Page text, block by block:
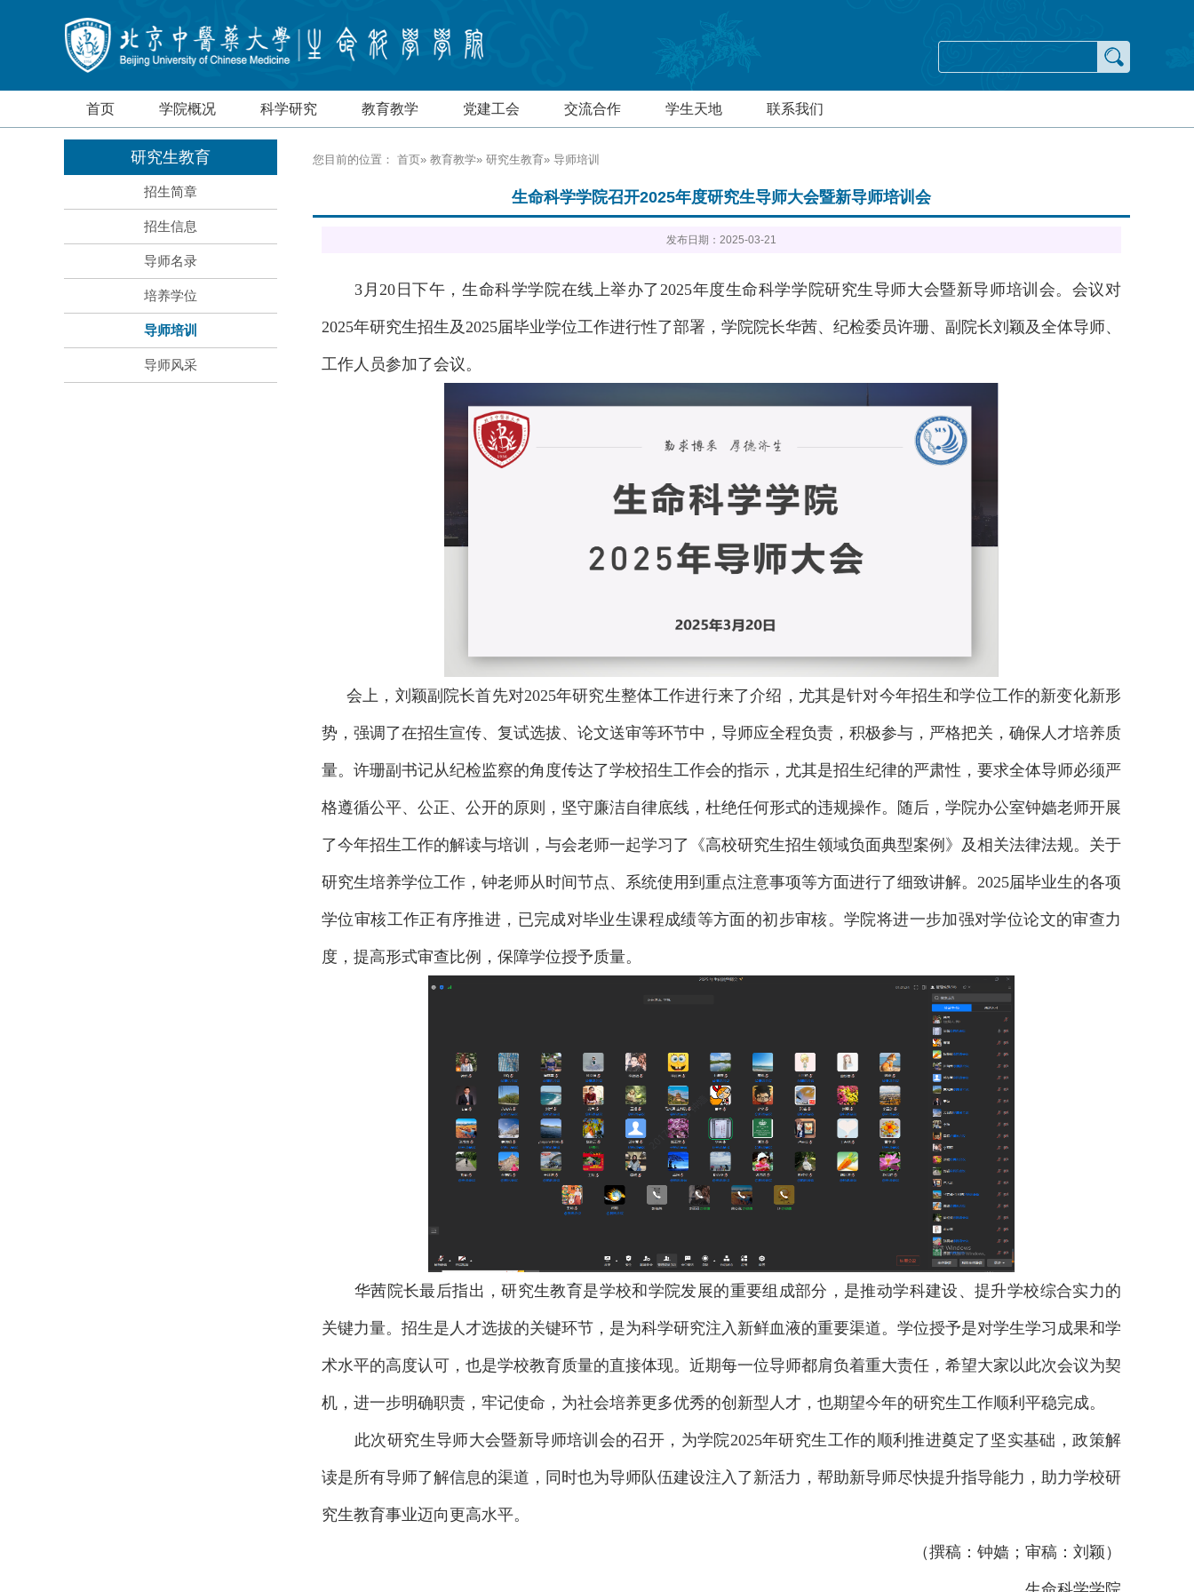
首页 学院概况 科学研究 教育教学 党建工会 交流合作 学生天地 联系我们
研究生教育
招生简章
招生信息
导师名录
培养学位
导师培训
导师风采
您目前的位置： 首页» 教育教学» 研究生教育» 导师培训
生命科学学院召开2025年度研究生导师大会暨新导师培训会
发布日期：2025-03-21
3月20日下午，生命科学学院在线上举办了2025年度生命科学学院研究生导师大会暨新导师培训会。会议对
2025年研究生招生及2025届毕业学位工作进行性了部署，学院院长华茜、纪检委员许珊、副院长刘颖及全体导师、
工作人员参加了会议。
会上，刘颖副院长首先对2025年研究生整体工作进行来了介绍，尤其是针对今年招生和学位工作的新变化新形
势，强调了在招生宣传、复试选拔、论文送审等环节中，导师应全程负责，积极参与，严格把关，确保人才培养质
量。许珊副书记从纪检监察的角度传达了学校招生工作会的指示，尤其是招生纪律的严肃性，要求全体导师必须严
格遵循公平、公正、公开的原则，坚守廉洁自律底线，杜绝任何形式的违规操作。随后，学院办公室钟嫱老师开展
了今年招生工作的解读与培训，与会老师一起学习了《高校研究生招生领域负面典型案例》及相关法律法规。关于
研究生培养学位工作，钟老师从时间节点、系统使用到重点注意事项等方面进行了细致讲解。2025届毕业生的各项
学位审核工作正有序推进，已完成对毕业生课程成绩等方面的初步审核。学院将进一步加强对学位论文的审查力
度，提高形式审查比例，保障学位授予质量。
华茜院长最后指出，研究生教育是学校和学院发展的重要组成部分，是推动学科建设、提升学校综合实力的
关键力量。招生是人才选拔的关键环节，是为科学研究注入新鲜血液的重要渠道。学位授予是对学生学习成果和学
术水平的高度认可，也是学校教育质量的直接体现。近期每一位导师都肩负着重大责任，希望大家以此次会议为契
机，进一步明确职责，牢记使命，为社会培养更多优秀的创新型人才，也期望今年的研究生工作顺利平稳完成。
此次研究生导师大会暨新导师培训会的召开，为学院2025年研究生工作的顺利推进奠定了坚实基础，政策解
读是所有导师了解信息的渠道，同时也为导师队伍建设注入了新活力，帮助新导师尽快提升指导能力，助力学校研
究生教育事业迈向更高水平。
（撰稿：钟嫱；审稿：刘颖）